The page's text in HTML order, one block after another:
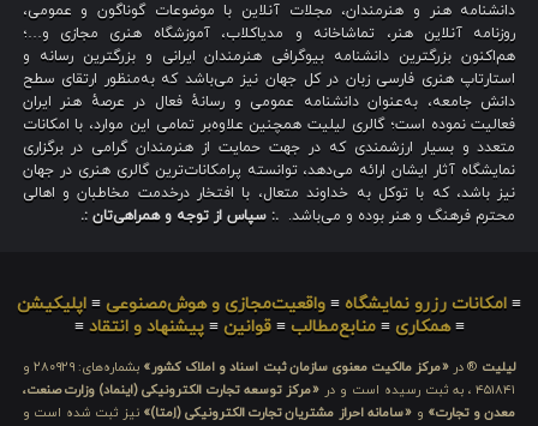
دانشنامه هنر و هنرمندان، مجلات آنلاین با موضوعات گوناگون و عمومی،
روزنامه آنلاین هنر، تماشاخانه و مدیاکلاب، آموزشگاه هنری مجازی و…؛
هم‌اکنون بزرگترین دانشنامه بیوگرافی هنرمندان ایرانی و بزرگترین رسانه و
استارتاپ هنری فارسی زبان در کل جهان نیز می‌باشد که به‌منظور ارتقای سطح
دانش جامعه، به‌عنوان دانشنامه عمومی و رسانهٔ فعال در عرصهٔ هنر ایران
فعالیت نموده است؛ گالری لیلیت همچنین علاوه‌بر تمامی این موارد، با امکانات
متعدد و بسیار ارزشمندی که در جهت حمایت از هنرمندان گرامی در برگزاری
نمایشگاه آثار ایشان ارائه می‌دهد، توانسته پرامکانات‌ترین گالری هنری در جهان
نیز باشد، که با توکل به خداوند متعال، با افتخار درخدمت مخاطبان و اهالی
محترم فرهنگ و هنر بوده و می‌باشد. .: سپاس از توجه و همراهی‌تان :.
≡ امکانات رزرو نمایشگاه ≡ واقعیت‌مجازی و هوش‌مصنوعی ≡ اپلیکیشن
≡همکاری ≡منابع‌مطالب ≡قوانین ≡پیشنهاد و انتقاد ≡
لیلیت ® در «مرکز مالکیت معنوی سازمان ثبت اسناد و املاک کشور»
بشماره‌های: ۲۸۰۹۲۹ و
۴۵۱۸۴۱ ، به ثبت رسیده است و در
«مرکز توسعه تجارت الکترونیکی (اینماد) وزارت صنعت،
معدن و تجارت» و «سامانه احراز مشتریان تجارت الکترونیکی (اِمتا)» نیز ثبت شده است و